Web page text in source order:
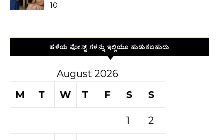
10
ಹಳೆಯ ಪೋಸ್ಟ್ ಗಳನ್ನು ಇಲ್ಲಿಯೂ ಹುಡುಕಬಹುದು
August 2026
M
T W T F S S
1 2